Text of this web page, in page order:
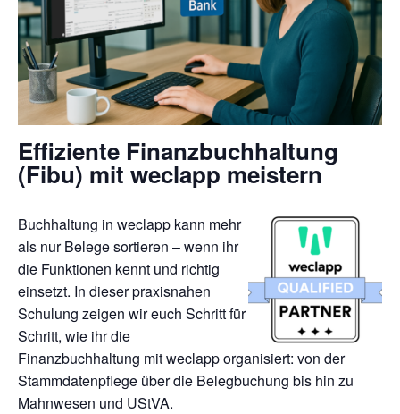
Effiziente Finanzbuchhaltung
(Fibu) mit weclapp meistern
Buchhaltung in weclapp kann mehr
als nur Belege sortieren – wenn ihr
die Funktionen kennt und richtig
einsetzt. In dieser praxisnahen
Schulung zeigen wir euch Schritt für
Schritt, wie ihr die
Finanzbuchhaltung mit weclapp organisiert: von der
Stammdatenpflege über die Belegbuchung bis hin zu
Mahnwesen und UStVA.